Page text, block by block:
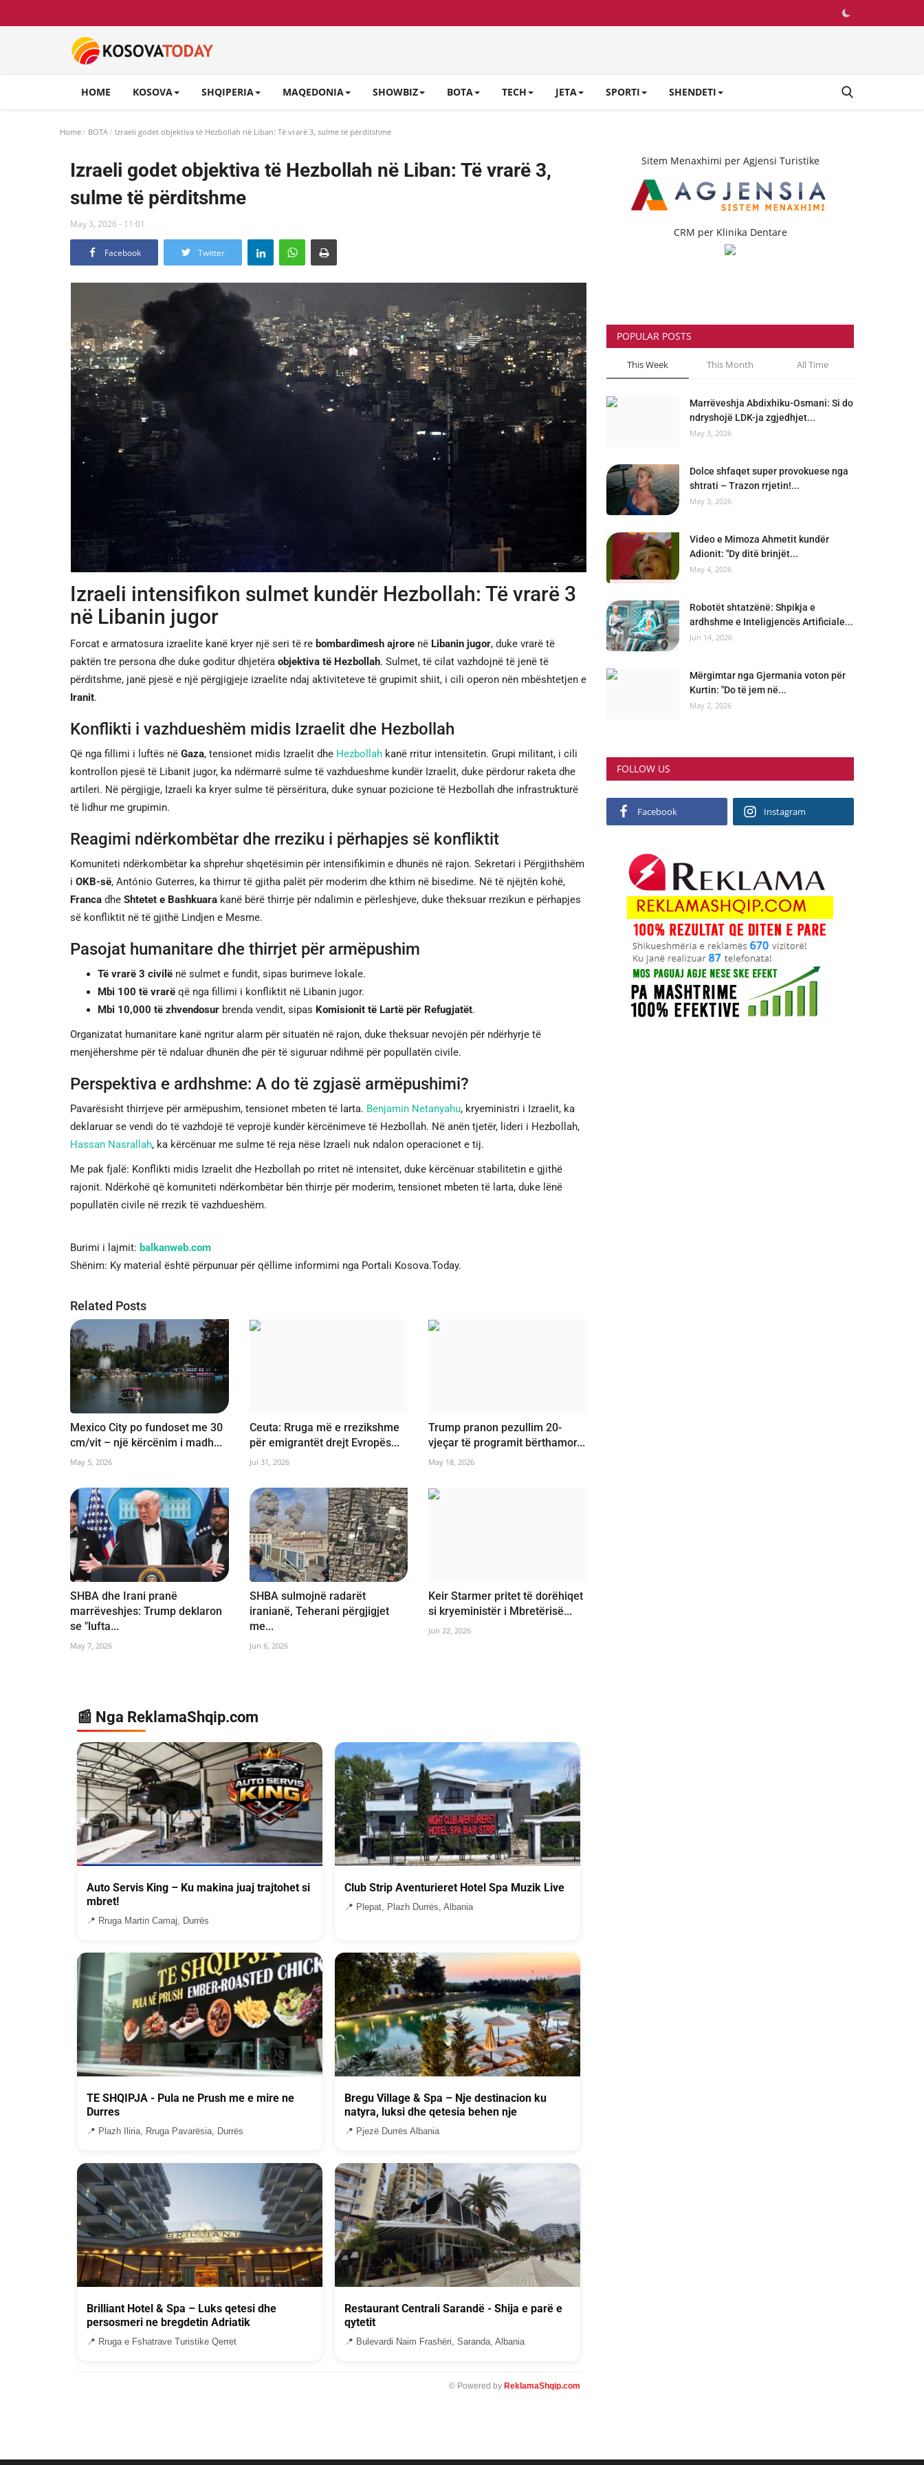
HOME KOSOVA SHQIPERIA MAQEDONIA SHOWBIZ BOTA TECH JETA SPORTI SHENDETI
Home BOTA Izraeli godet objektiva të Hezbollah në Liban: Të vrarë 3, sulme të përditshme
Izraeli godet objektiva të Hezbollah në Liban: Të vrarë 3,
sulme të përditshme
May 3, 2026 - 11:01
Facebook Twitter
Izraeli intensifikon sulmet kundër Hezbollah: Të vrarë 3
në Libanin jugor
Forcat e armatosura izraelite kanë kryer një seri të re bombardimesh ajrore në Libanin jugor, duke vrarë të
paktën tre persona dhe duke goditur dhjetëra objektiva të Hezbollah. Sulmet, të cilat vazhdojnë të jenë të
përditshme, janë pjesë e një përgjigjeje izraelite ndaj aktiviteteve të grupimit shiit, i cili operon nën mbështetjen e
Iranit.
Konflikti i vazhdueshëm midis Izraelit dhe Hezbollah
Që nga fillimi i luftës në Gaza, tensionet midis Izraelit dhe Hezbollah kanë rritur intensitetin. Grupi militant, i cili
kontrollon pjesë të Libanit jugor, ka ndërmarrë sulme të vazhdueshme kundër Izraelit, duke përdorur raketa dhe
artileri. Në përgjigje, Izraeli ka kryer sulme të përsëritura, duke synuar pozicione të Hezbollah dhe infrastrukturë
të lidhur me grupimin.
Reagimi ndërkombëtar dhe rreziku i përhapjes së konfliktit
Komuniteti ndërkombëtar ka shprehur shqetësimin për intensifikimin e dhunës në rajon. Sekretari i Përgjithshëm
i OKB-së, António Guterres, ka thirrur të gjitha palët për moderim dhe kthim në bisedime. Në të njëjtën kohë,
Franca dhe Shtetet e Bashkuara kanë bërë thirrje për ndalimin e përleshjeve, duke theksuar rrezikun e përhapjes
së konfliktit në të gjithë Lindjen e Mesme.
Pasojat humanitare dhe thirrjet për armëpushim
Të vrarë 3 civilë në sulmet e fundit, sipas burimeve lokale.
Mbi 100 të vrarë që nga fillimi i konfliktit në Libanin jugor.
Mbi 10,000 të zhvendosur brenda vendit, sipas Komisionit të Lartë për Refugjatët.
Organizatat humanitare kanë ngritur alarm për situatën në rajon, duke theksuar nevojën për ndërhyrje të
menjëhershme për të ndaluar dhunën dhe për të siguruar ndihmë për popullatën civile.
Perspektiva e ardhshme: A do të zgjasë armëpushimi?
Pavarësisht thirrjeve për armëpushim, tensionet mbeten të larta. Benjamin Netanyahu, kryeministri i Izraelit, ka
deklaruar se vendi do të vazhdojë të veprojë kundër kërcënimeve të Hezbollah. Në anën tjetër, lideri i Hezbollah,
Hassan Nasrallah, ka kërcënuar me sulme të reja nëse Izraeli nuk ndalon operacionet e tij.
Me pak fjalë: Konflikti midis Izraelit dhe Hezbollah po rritet në intensitet, duke kërcënuar stabilitetin e gjithë
rajonit. Ndërkohë që komuniteti ndërkombëtar bën thirrje për moderim, tensionet mbeten të larta, duke lënë
popullatën civile në rrezik të vazhdueshëm.
Burimi i lajmit: balkanweb.com
Shënim: Ky material është përpunuar për qëllime informimi nga Portali Kosova.Today.
Related Posts
Mexico City po fundoset me 30
cm/vit – një kërcënim i madh...
May 5, 2026
Ceuta: Rruga më e rrezikshme
për emigrantët drejt Evropës...
Jul 31, 2026
Trump pranon pezullim 20-
vjeçar të programit bërthamor...
May 18, 2026
SHBA dhe Irani pranë
marrëveshjes: Trump deklaron
se "lufta...
May 7, 2026
SHBA sulmojnë radarët
iranianë, Teherani përgjigjet
me...
Jun 6, 2026
Keir Starmer pritet të dorëhiqet
si kryeministër i Mbretërisë...
Jun 22, 2026
📰 Nga ReklamaShqip.com
Auto Servis King – Ku makina juaj trajtohet si
mbret!
📍 Rruga Martin Camaj, Durrës
Club Strip Aventurieret Hotel Spa Muzik Live
📍 Plepat, Plazh Durrës, Albania
TE SHQIPJA - Pula ne Prush me e mire ne
Durres
📍 Plazh Iliria, Rruga Pavarësia, Durrës
Bregu Village & Spa – Nje destinacion ku
natyra, luksi dhe qetesia behen nje
📍 Pjezë Durrës Albania
Brilliant Hotel & Spa – Luks qetesi dhe
persosmeri ne bregdetin Adriatik
📍 Rruga e Fshatrave Turistike Qerret
Restaurant Centrali Sarandë - Shija e parë e
qytetit
📍 Bulevardi Naim Frashëri, Saranda, Albania
© Powered by ReklamaShqip.com
Sitem Menaxhimi per Agjensi Turistike
CRM per Klinika Dentare
POPULAR POSTS
This Week This Month All Time
Marrëveshja Abdixhiku-Osmani: Si do
ndryshojë LDK-ja zgjedhjet...
May 3, 2026
Dolce shfaqet super provokuese nga
shtrati – Trazon rrjetin!...
May 3, 2026
Video e Mimoza Ahmetit kundër
Adionit: "Dy ditë brinjët...
May 4, 2026
Robotët shtatzënë: Shpikja e
ardhshme e Inteligjencës Artificiale...
Jun 14, 2026
Mërgimtar nga Gjermania voton për
Kurtin: "Do të jem në...
May 2, 2026
FOLLOW US
Facebook Instagram